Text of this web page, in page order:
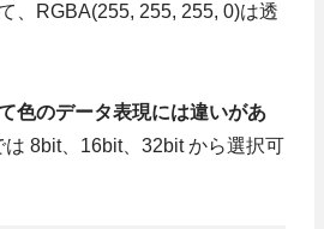
、RGBA(255, 255, 255, 0)は透
色のデータ表現には違いがあ
は 8bit、16bit、32bit から選択可